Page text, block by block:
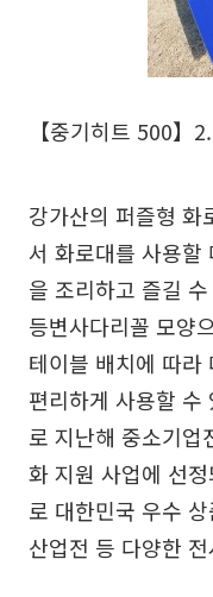
【중기히트 500】
강가산의 퍼즐형 화
서 화로대를 사용할
을 조리하고 즐길
등변사다리꼴 모양
테이블 배치에 따라
편리하게 사용할 수
로 지난해 중소기업
화 지원 사업에 선
로 대한민국 우수
산업전 등 다양한